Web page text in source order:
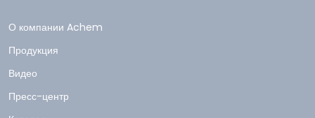
О компании Achem
Продукция
Видео
Пресс-центр